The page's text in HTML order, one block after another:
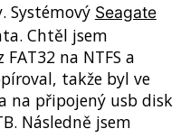
Systémový Seagate
Chtěl jsem
na NTFS a
takže byl ve
na připojený usb disk
Následně jsem